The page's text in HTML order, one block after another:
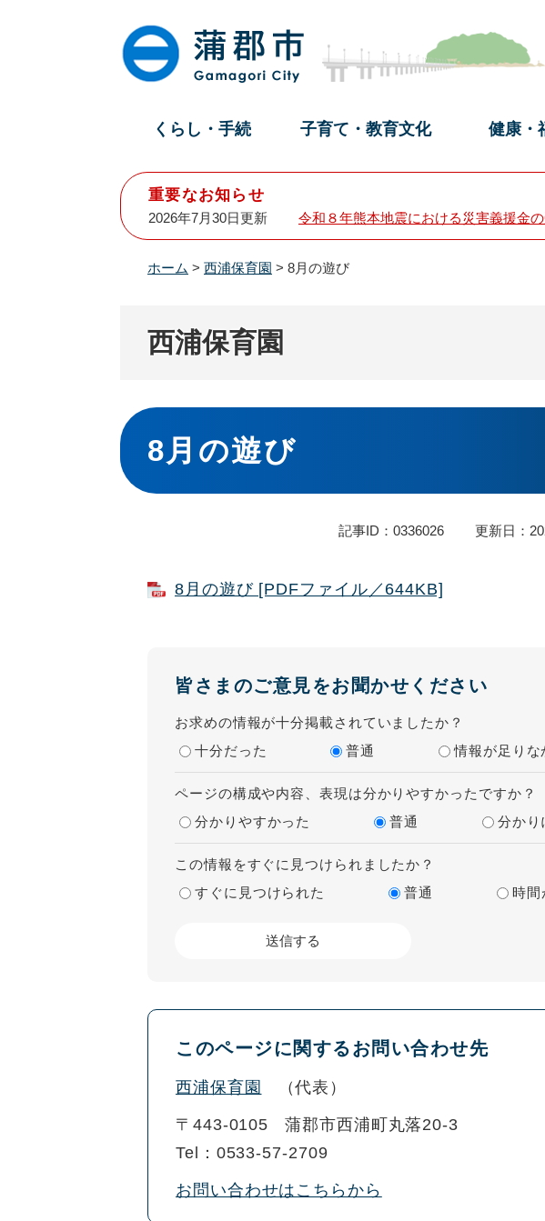
くらし・手続 子育て・教育文化 健康・
重要なお知らせ
2026年7月30日更新 令和８年熊本地震における災害義援金
ホーム > 西浦保育園 > 8月の遊び
西浦保育園
本
文
8月の遊び
記事ID：0336026 更新日：
8月の遊び [PDFファイル／644KB]
皆さまのご意見をお聞かせください
お求めの情報が十分掲載されていましたか？
十分だった
普通 情報が足りな
ページの構成や内容、表現は分かりやすかったですか？
分かりやすかった
普通 分かり
この情報をすぐに見つけられましたか？
すぐに見つけられた
普通 時間
このページに関するお問い合わせ先
西浦保育園 代表
〒443-0105
蒲郡市西浦町丸落20-3
Tel：0533-57-2709
お問い合わせはこちらから